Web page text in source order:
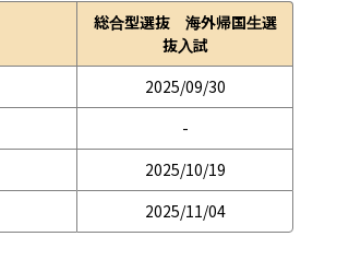
総合型選抜 海外帰国生選
抜入試
2025/09/30
-
2025/10/19
2025/11/04